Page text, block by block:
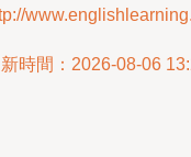
時間：2026-08-06